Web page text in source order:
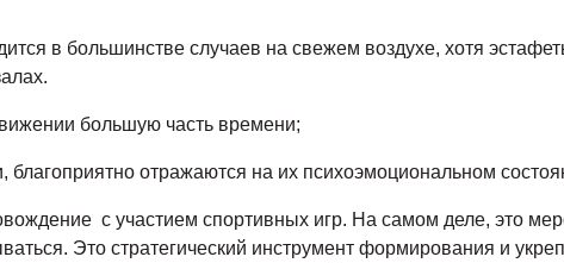
в большинстве случаев на свежем воздухе, хотя
большую часть времени;
отражаются на их психоэмоциональном
с участием спортивных игр. На самом деле, это
Это стратегический инструмент формирования и